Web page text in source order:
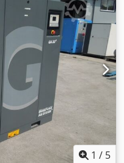
1 / 5